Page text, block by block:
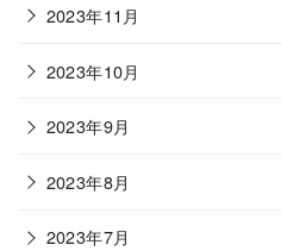
2023年11月
2023年10月
2023年9月
2023年8月
2023年7月